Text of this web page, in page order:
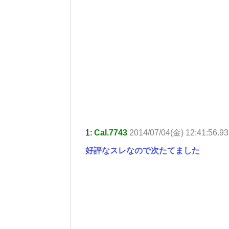
1: Cal.7743 2014/07/04(金) 12:41:56.93
好評なスレなので次たてました